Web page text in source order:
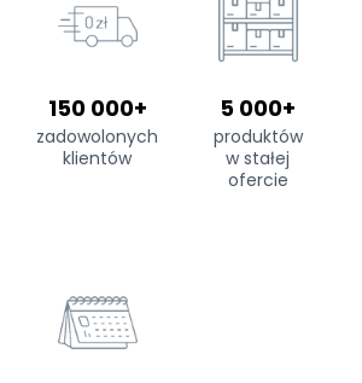
150 000+
zadowolonych
klientów
5 000+
produktów
w stałej
ofercie